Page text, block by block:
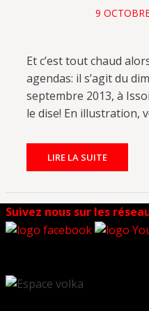
POSTED
9
Et c’est tout chaud
agendas: il s’agit du
septembre 2013, à
le dise! En illustration,
LIRE LA SUITE
Suivez nous sur les